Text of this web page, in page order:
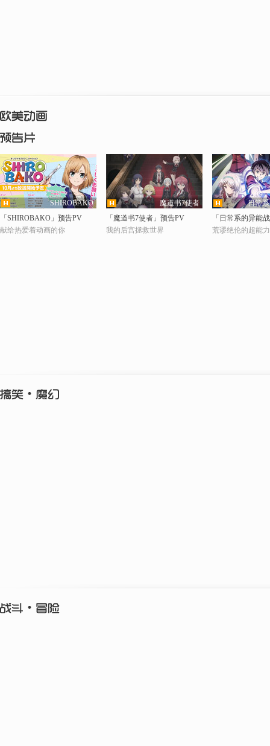
SHIROBAKO
「SHIROBAKO」预告PV
献给热爱着动画的你
魔道书7使者
超清
「魔道书7使者」预告PV
我的后宫拯救世界
日常
超清
「日常系的异能
荒谬绝伦的超能
超